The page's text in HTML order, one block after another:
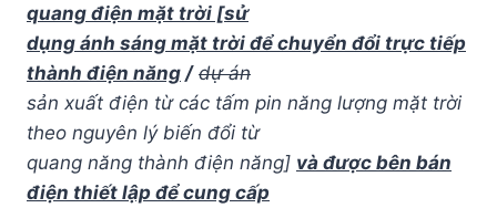
quang điện mặt trời [sử
dụng ánh sáng mặt trời để chuyển đổi trực tiếp
thành điện năng / dự án
sản xuất điện từ các tấm pin năng lượng mặt trời
theo nguyên lý biến đổi từ
quang năng thành điện năng] và được bên bán
điện thiết lập để cung cấp